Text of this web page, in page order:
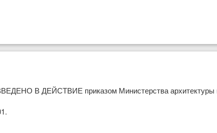
В ДЕЙСТВИЕ приказом Министерства архитектуры